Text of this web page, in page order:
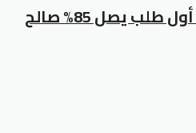
كود خصم ريفا فاشون أول طلب يصل 85% صالح